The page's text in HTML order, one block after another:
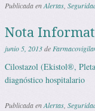
Publicada enAlertas,
Nota
junio 5, 2013de
Cilostazol (Ekistol®,
diagnóstico hospitalario
Publicada enAlertas,